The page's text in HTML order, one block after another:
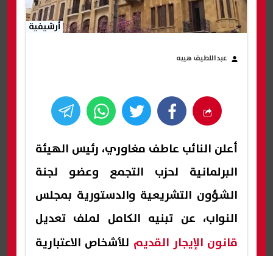
أرشيفية
عبداللطيف هيبه
أعلن النائب عاطف مغاوري، رئيس الهيئة
البرلمانية لحزب التجمع وعضو لجنة
الشؤون التشريعية والدستورية بمجلس
النواب، عن تبنيه الكامل لملف تعديل
قانون الإيجار القديم للأشخاص الاعتبارية